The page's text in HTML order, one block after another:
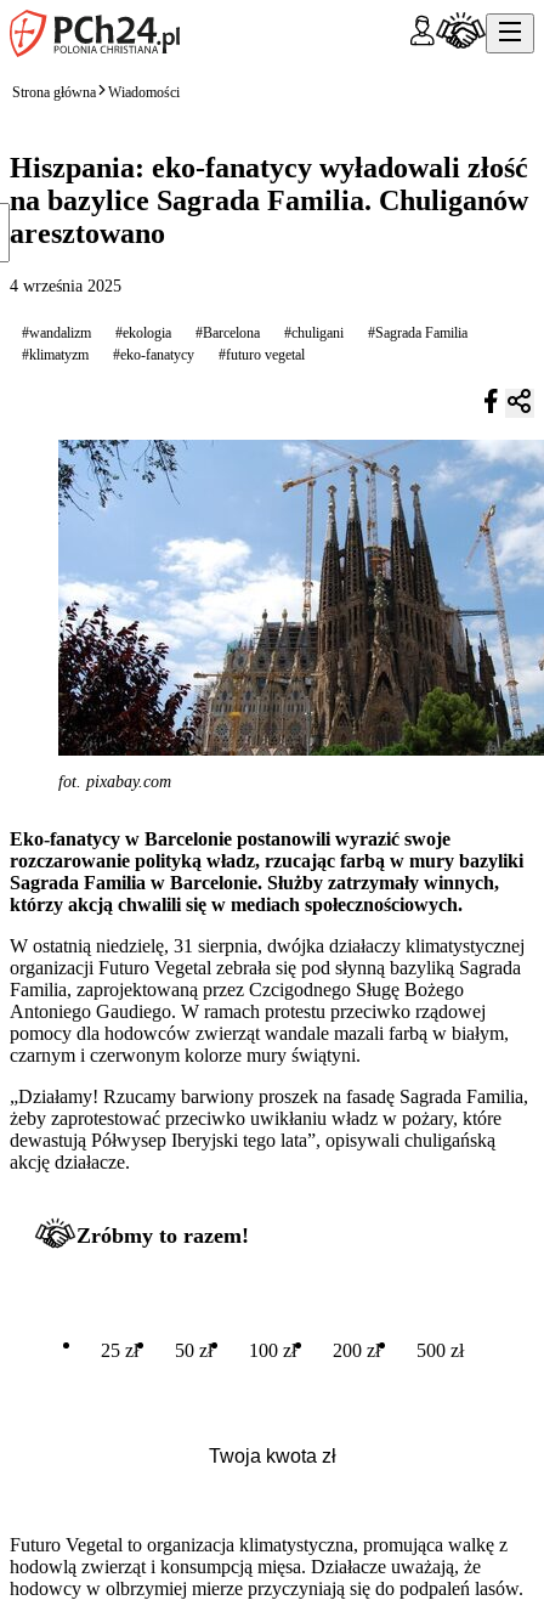
Strona główna Wiadomości
Hiszpania: eko-fanatycy wyładowali złość
na bazylice Sagrada Familia. Chuliganów
aresztowano
4 września 2025
#wandalizm #ekologia #Barcelona #chuligani
#Sagrada Familia
#klimatyzm
#eko-fanatycy #futuro vegetal
fot. pixabay.com
Eko-fanatycy w Barcelonie postanowili wyrazić swoje
rozczarowanie polityką władz, rzucając farbą w mury bazyliki
Sagrada Familia w Barcelonie. Służby zatrzymały winnych,
którzy akcją chwalili się w mediach społecznościowych.
W ostatnią niedzielę, 31 sierpnia, dwójka działaczy klimatystycznej
organizacji Futuro Vegetal zebrała się pod słynną bazyliką Sagrada
Familia, zaprojektowaną przez Czcigodnego Sługę Bożego
Antoniego Gaudiego. W ramach protestu przeciwko rządowej
pomocy dla hodowców zwierząt wandale mazali farbą w białym,
czarnym i czerwonym kolorze mury świątyni.
„Działamy! Rzucamy barwiony proszek na fasadę Sagrada Familia,
żeby zaprotestować przeciwko uwikłaniu władz w pożary, które
dewastują Półwysep Iberyjski tego lata”, opisywali chuligańską
akcję działacze.
Zróbmy to razem!
25 zł 50 zł 100 zł 200 zł 500 zł
Futuro Vegetal to organizacja klimatystyczna, promująca walkę z
hodowlą zwierząt i konsumpcją mięsa. Działacze uważają, że
hodowcy w olbrzymiej mierze przyczyniają się do podpaleń lasów.